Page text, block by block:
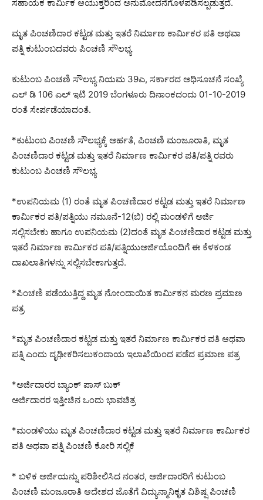
ಸಹಾಯಕ ಕಾರ್ಮಿಕ ಆಯುಕ್ತರಿಂದ ಅನುಮೋದನೆಗೊಳಪಡಿಸಲ್ಪಡುತ್ತದೆ.
ಮೃತ ಪಿಂಚಣಿದಾರ ಕಟ್ಟಡ ಮತ್ತು ಇತರೆ ನಿರ್ಮಾಣ ಕಾರ್ಮಿಕರ ಪತಿ ಅಥವಾ
ಪತ್ನಿ ಕುಟುಂಬದವರು ಪಿಂಚಣಿ ಸೌಲಭ್ಯ
ಕುಟುಂಬ ಪಿಂಚಣಿ ಸೌಲಭ್ಯ ನಿಯಮ 39ಎ, ಸರ್ಕಾರದ ಅಧಿಸೂಚನೆ ಸಂಖ್ಯೆ
ಎಲ್ ಡಿ 106 ಎಲ್ ಇಟಿ 2019 ಬೆಂಗಳೂರು ದಿನಾಂಕದಂದು 01-10-2019
ರಂತೆ ಸೇರ್ಪಡೆಯಾದಂತೆ.
*ಕುಟುಂಬ ಪಿಂಚಣಿ ಸೌಲಭ್ಯಕ್ಕೆ ಅರ್ಹತೆ, ಪಿಂಚಣಿ ಮಂಜೂರಾತಿ, ಮೃತ
ಪಿಂಚಣಿದಾರ ಕಟ್ಟಡ ಮತ್ತು ಇತರೆ ನಿರ್ಮಾಣ ಕಾರ್ಮಿಕರ ಪತಿ/ಪತ್ನಿ ರವರು
ಕುಟುಂಬ ಪಿಂಚಣಿ ಸೌಲಭ್ಯ
*ಉಪನಿಯಮ (1) ರಂತೆ ಮೃತ ಪಿಂಚಣಿದಾರ ಕಟ್ಟಡ ಮತ್ತು ಇತರೆ ನಿರ್ಮಾಣ
ಕಾರ್ಮಿಕರ ಪತಿ/ಪತ್ನಿಯು ನಮೂನೆ-12(ಬಿ) ರಲ್ಲಿ ಮಂಡಳಿಗೆ ಅರ್ಜಿ
ಸಲ್ಲಿಸಬೇಕು ಹಾಗೂ ಉಪನಿಯಮ (2)ದಂತೆ ಮೃತ ಪಿಂಚಣಿದಾರ ಕಟ್ಟಡ ಮತ್ತು
ಇತರೆ ನಿರ್ಮಾಣ ಕಾರ್ಮಿಕರ ಪತಿ/ಪತ್ನಿಯುಅರ್ಜಿಯೊಂದಿಗೆ ಈ ಕೆಳಕಂಡ
ದಾಖಲಾತಿಗಳನ್ನು ಸಲ್ಲಿಸಬೇಕಾಗುತ್ತದೆ.
*ಪಿಂಚಣಿ ಪಡೆಯುತ್ತಿದ್ದ ಮೃತ ನೋಂದಾಯಿತ ಕಾರ್ಮಿಕನ ಮರಣ ಪ್ರಮಾಣ
ಪತ್ರ
*ಮೃತ ಪಿಂಚಣಿದಾರ ಕಟ್ಟಡ ಮತ್ತು ಇತರೆ ನಿರ್ಮಾಣ ಕಾರ್ಮಿಕರ ಪತಿ ಆಥವಾ
ಪತ್ನಿ ಎಂದು ದೃಢೀಕರಿಸಲುಕಂದಾಯ ಇಲಾಖೆಯಿಂದ ಪಡೆದ ಪ್ರಮಾಣ ಪತ್ರ
*ಅರ್ಜಿದಾರರ ಬ್ಯಾಂಕ್ ಪಾಸ್ ಬುಕ್
ಅರ್ಜಿದಾರರ ಇತ್ತೀಚಿನ ಒಂದು ಭಾವಚಿತ್ರ
*ಮಂಡಳಿಯು ಮೃತ ಪಿಂಚಣಿದಾರ ಕಟ್ಟಡ ಮತ್ತು ಇತರೆ ನಿರ್ಮಾಣ ಕಾರ್ಮಿಕರ
ಪತಿ ಅಥವಾ ಪತ್ನಿ ಪಿಂಚಣಿ ಕೋರಿ ಸಲ್ಲಿಕೆ
* ಬಳಿಕ ಅರ್ಜಿಯನ್ನು ಪರಿಶೀಲಿಸಿದ ನಂತರ, ಅರ್ಜಿದಾರರಿಗೆ ಕುಟುಂಬ
ಪಿಂಚಣಿ ಮಂಜೂರಾತಿ ಆದೇಶದ ಜೊತೆಗೆ ವಿದ್ಯುನ್ಮಾನಿಕೃತ ವಿಶಿಷ್ಷ ಪಿಂಚಣಿ